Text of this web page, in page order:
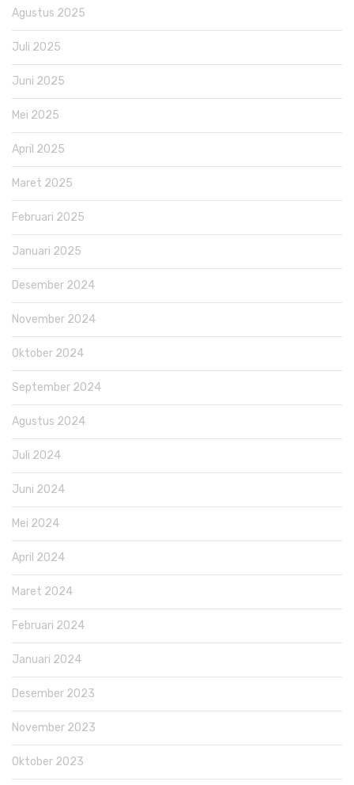
Agustus 2025
Juli 2025
Juni 2025
Mei 2025
April 2025
Maret 2025
Februari 2025
Januari 2025
Desember 2024
November 2024
Oktober 2024
September 2024
Agustus 2024
Juli 2024
Juni 2024
Mei 2024
April 2024
Maret 2024
Februari 2024
Januari 2024
Desember 2023
November 2023
Oktober 2023